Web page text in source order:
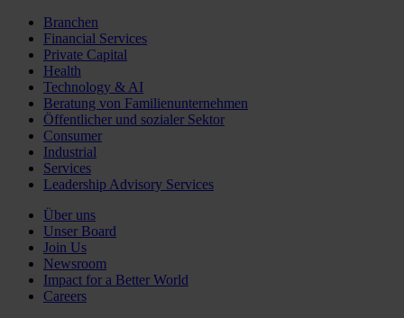
Branchen
Financial Services
Private Capital
Health
Technology & AI
Beratung von Familienunternehmen
Öffentlicher und sozialer Sektor
Consumer
Industrial
Services
Leadership Advisory Services
Über uns
Unser Board
Join Us
Newsroom
Impact for a Better World
Careers